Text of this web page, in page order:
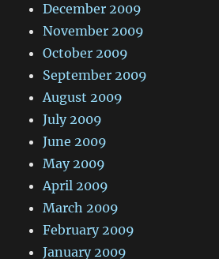
December 2009
November 2009
October 2009
September 2009
August 2009
July 2009
June 2009
May 2009
April 2009
March 2009
February 2009
January 2009